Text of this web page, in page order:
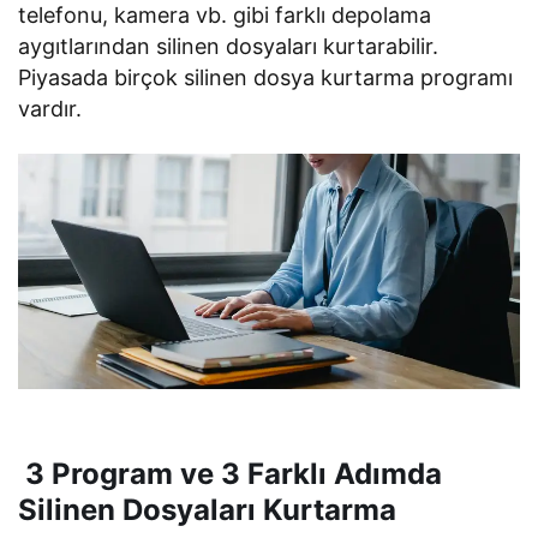
telefonu, kamera vb. gibi farklı depolama
aygıtlarından silinen dosyaları kurtarabilir.
Piyasada birçok silinen dosya kurtarma programı
vardır.
3 Program ve 3 Farklı Adımda
Silinen Dosyaları Kurtarma